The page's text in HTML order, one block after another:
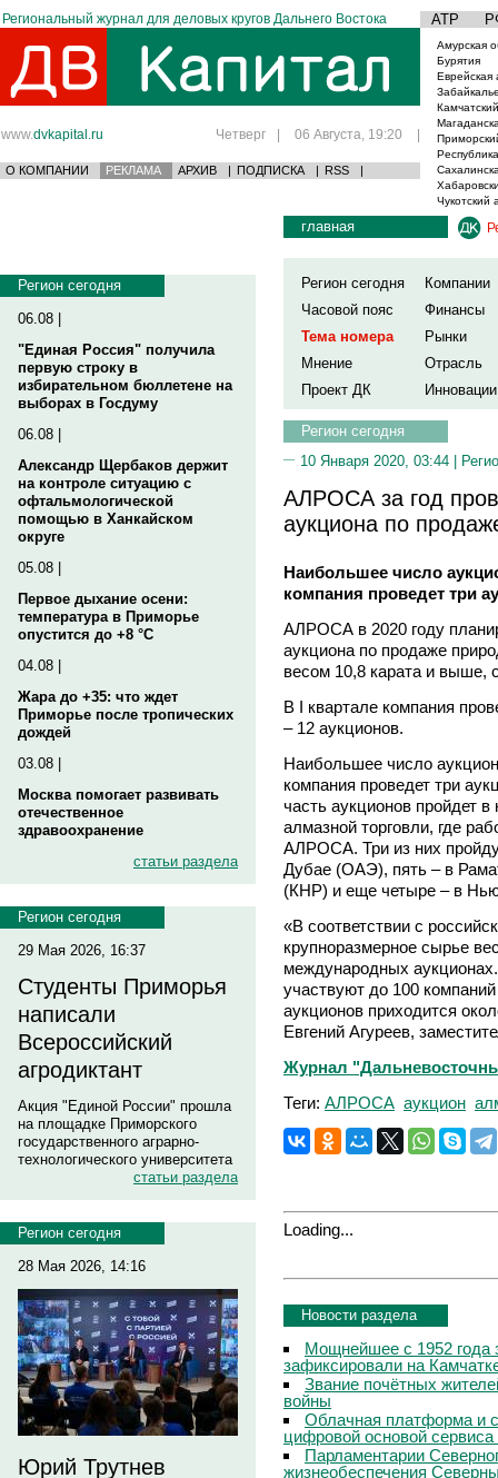
Региональный журнал для деловых кругов Дальнего Востока АТР
www.dvkapital.ru Четверг | 06 Августа, 19:20 |
О КОМПАНИИ РЕКЛАМА АРХИВ | ПОДПИСКА | RSS |
Амурская
Бурятия
Еврейская
Чукотский
Регион сегодня
06.08 |
"Единая Россия" получила
первую строку в
избирательном бюллетене на
выборах в Госдуму
06.08 |
Александр Щербаков держит
на контроле ситуацию с
офтальмологической
помощью в Ханкайском
округе
05.08 |
Первое дыхание осени:
температура в Приморье
опустится до +8 °C
04.08 |
Жара до +35: что ждет
Приморье после тропических
дождей
03.08 |
Москва помогает развивать
отечественное
здравоохранение
статьи раздела
Регион сегодня
29 Мая 2026, 16:37
Студенты Приморья
написали
Всероссийский
агродиктант
Акция "Единой России" прошла
на площадке Приморского
государственного аграрно-
технологического университета
статьи раздела
Регион сегодня
28 Мая 2026, 14:16
Юрий Трутнев
главная
Регион сегодня
Компании
Часовой пояс
Финансы
Тема номера
Рынки
Мнение
Отрасль
Проект ДК
Инновации
Регион сегодня
10 Января 2020, 03:44 |
АЛРОСА за год
аукциона по
Наибольшее число
компания проведет три
АЛРОСА в 2020 году
аукциона по продаже
весом 10,8 карата и выше,
В I квартале компания
– 12 аукционов.
Наибольшее число
компания проведет три
часть аукционов пройдет
алмазной торговли, где
АЛРОСА. Три из них
Дубае (ОАЭ), пять – в
(КНР) и еще четыре – в
«В соответствии с
крупноразмерное сырье
международных
участвуют до 100
аукционов приходится
Евгений Агуреев,
Журнал
Теги: АЛРОСА аукцион
Loading...
Новости раздела
Мощнейшее с 1952 года
зафиксировали на
Звание почётных
войны
Облачная платформа и
цифровой основой
Парламентарии
жизнеобеспечения